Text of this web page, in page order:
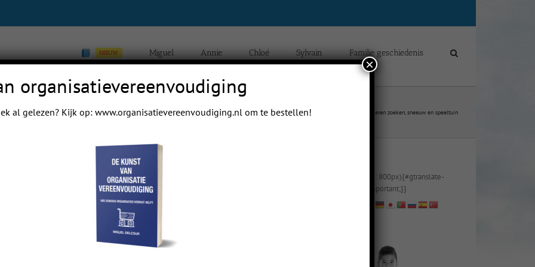
NIEUW Miguel Annie Chloé Sylvain Familie geschiedenis
Home Blogs van Chloé Yip Hei Delcour Blogs van Sylvain Yip Man Delcour Paaseieren zoeken, sneeuw en speeltuin
papa even.
@media (max-width: 800px){#gtranslate-
2{text-align:right !important;}}
organisatievereenvoudiging
al gelezen? Kijk op: www.organisatievereenvoudiging.nlom te bestellen!
×